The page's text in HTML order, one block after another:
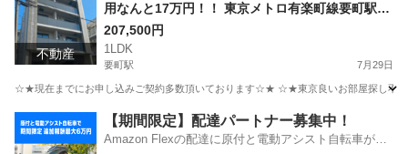
不動産
用なんと17万円！！ 東京メトロ有楽町線要町駅ま
で徒歩3分 ♪ さらに賃料２ヶ月無料！！ ペット飼
育小型犬または猫２匹まで飼育可能（敷金追加あ
り） バストイレ別、独立洗面台、ウォシュレッ
ト、浴室換気乾燥機など人気の設備♪ 他のタイプ
もあります、池袋駅まで直通2分です！ （次回更
新予定日8月17日）
207,500円
1LDK
要町駅 7月29日
☆★現在までにお申し込みご契約多数頂いております☆★ ☆★東京良いお部屋探し不
要町駅 マンション 物件
【期間限定】配達パートナー募集中！
Amazon Flexの配達に原付と電動アシスト自転車が登